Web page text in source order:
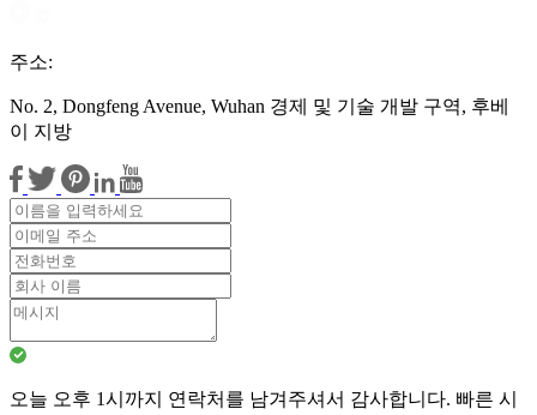
주소:
No. 2, Dongfeng Avenue, Wuhan 경제 및 기술 개발 구역, 후베
이 지방
오늘 오후 1시까지 연락처를 남겨주셔서 감사합니다. 빠른 시